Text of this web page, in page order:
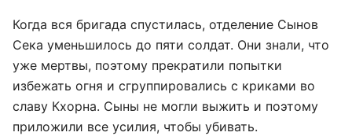
Когда вся бригада спустилась, отделение Сынов
Сека уменьшилось до пяти солдат. Они знали, что
уже мертвы, поэтому прекратили попытки
избежать огня и сгруппировались с криками во
славу Кхорна. Сыны не могли выжить и поэтому
приложили все усилия, чтобы убивать.